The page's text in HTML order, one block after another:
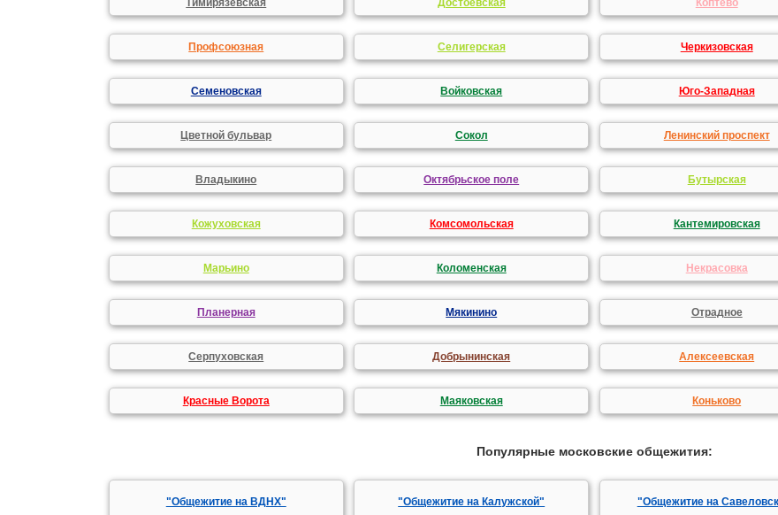
Тимирязевская Достоевская Коптево
Профсоюзная Селигерская Черкизовская
Семеновская Войковская Юго-Западная
Цветной бульвар Сокол Ленинский проспект
Владыкино Октябрьское поле Бутырская
Кожуховская Комсомольская Кантемировская
Марьино Коломенская Некрасовка
Планерная Мякинино Отрадное
Серпуховская Добрынинская Алексеевская
Красные Ворота Маяковская Коньково
Популярные московские общежития:
"Общежитие на ВДНХ" "Общежитие на Калужской" "Общежитие на